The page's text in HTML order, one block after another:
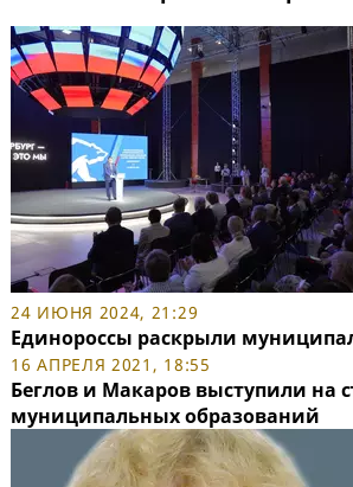
24 ИЮНЯ 2024, 21:29
Единороссы раскрыли
16 АПРЕЛЯ 2021, 18:55
Беглов и Макаров выступили на
муниципальных образований